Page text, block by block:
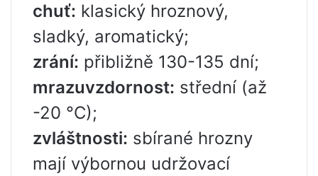
chuť: klasický hroznový,
sladký, aromatický;
zrání: přibližně 130-135 dní;
mrazuvzdornost: střední (až
-20 °C);
zvláštnosti: sbírané hrozny
mají výbornou udržovací